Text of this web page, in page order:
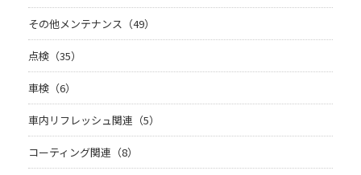
その他メンテナンス（49）
点検（35）
車検（6）
車内リフレッシュ関連（5）
コーティング関連（8）